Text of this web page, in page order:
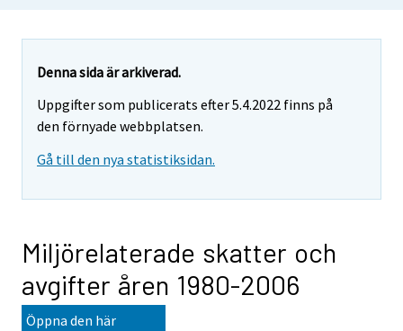
Denna sida är arkiverad.
Uppgifter som publicerats efter 5.4.2022 finns på
den förnyade webbplatsen.
Gå till den nya statistiksidan.
Miljörelaterade skatter och
avgifter åren 1980-2006
Öppna den här